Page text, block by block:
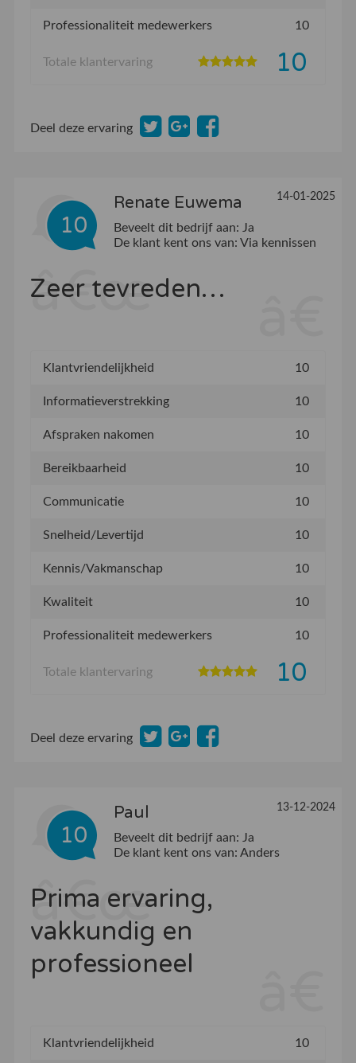
Professionaliteit medewerkers 10
Totale klantervaring 10
Deel deze ervaring
10
Renate Euwema 14-01-2025
Beveelt dit bedrijf aan: Ja
De klant kent ons van: Via kennissen
Zeer tevreden…
Klantvriendelijkheid 10
Informatieverstrekking 10
Afspraken nakomen 10
Bereikbaarheid 10
Communicatie 10
Snelheid/Levertijd 10
Kennis/Vakmanschap 10
Kwaliteit 10
Professionaliteit medewerkers 10
Totale klantervaring 10
Deel deze ervaring
10
Paul 13-12-2024
Beveelt dit bedrijf aan: Ja
De klant kent ons van: Anders
Prima ervaring,
vakkundig en
professioneel
Klantvriendelijkheid 10